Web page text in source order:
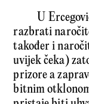
U
razbrati
također i
uvijek čeka)
prizore a
bitnim